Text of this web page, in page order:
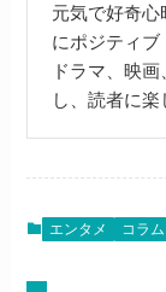
元気で好奇心
にポジティブ
ドラマ、映
し、読者に楽
エンタメ コラム